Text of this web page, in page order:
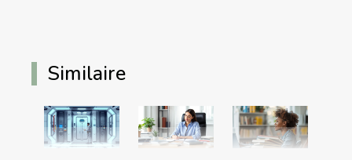
Similaire